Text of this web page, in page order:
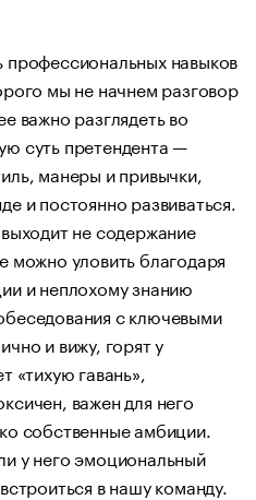
навыков
мы не начнем разговор
важно разглядеть во
суть претендента —
манеры и привычки,
и постоянно развиваться.
не содержание
можно уловить благодаря
и неплохому знанию
с ключевыми
и вижу, горят у
«тихую гавань»,
важен для него
собственные амбиции.
у него эмоциональный
в нашу команду.